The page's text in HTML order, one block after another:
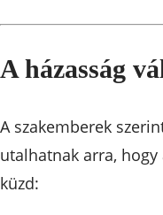
A házasság
A szakemberek
utalhatnak arra,
küzd: